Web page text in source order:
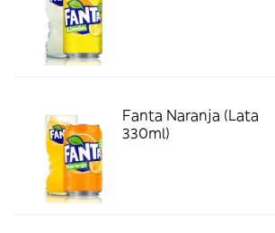
Fanta Naranja (Lata
330ml)